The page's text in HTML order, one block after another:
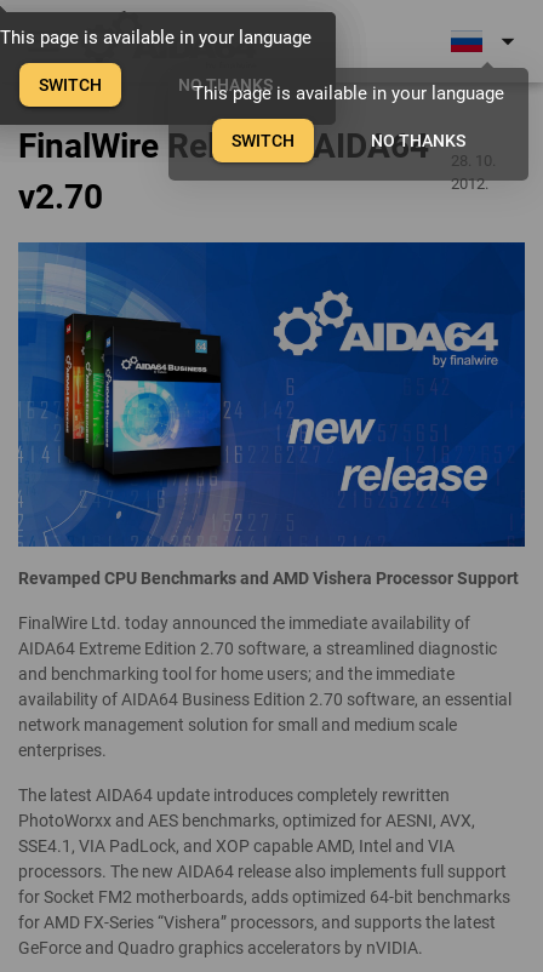
menu arrow_drop_down
FinalWire Releases AIDA64
v2.70
28. 10.
2012.
Revamped CPU Benchmarks and AMD Vishera Processor Support
FinalWire Ltd. today announced the immediate availability of
AIDA64 Extreme Edition 2.70 software, a streamlined diagnostic
and benchmarking tool for home users; and the immediate
availability of AIDA64 Business Edition 2.70 software, an essential
network management solution for small and medium scale
enterprises.
The latest AIDA64 update introduces completely rewritten
PhotoWorxx and AES benchmarks, optimized for AESNI, AVX,
SSE4.1, VIA PadLock, and XOP capable AMD, Intel and VIA
processors. The new AIDA64 release also implements full support
for Socket FM2 motherboards, adds optimized 64-bit benchmarks
for AMD FX-Series “Vishera” processors, and supports the latest
GeForce and Quadro graphics accelerators by nVIDIA.
This page is available in your language
SWITCH NO THANKS
This page is available in your language
SWITCH NO THANKS
This page is available in your language
SWITCH NO THANKS
This page is available in your language
SWITCH NO THANKS